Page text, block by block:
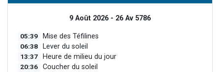
9 Août 2026 - 26 Av 5786
05:39 Mise des Téfilines
06:38 Lever du soleil
13:37 Heure de milieu du jour
20:36 Coucher du soleil